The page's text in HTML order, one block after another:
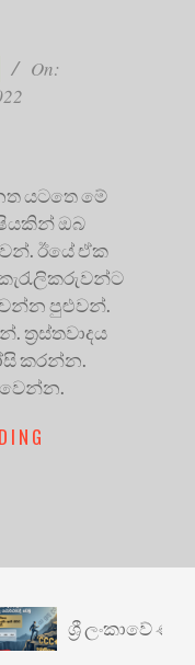
On:
යටතෙ මේ
ඔබ
ඊයේ ඒක
පුළුවන්.
ත්‍රස්තවාදය
කරන්න.
ශ්‍රී ලංකාවේ ණය